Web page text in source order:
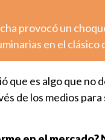
provocó un
en el clásico
es algo que no
de los medios